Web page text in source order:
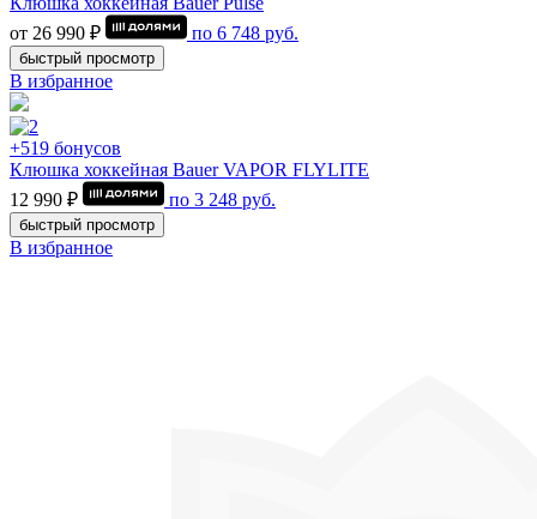
от 26 990 ₽
по 6 748 руб.
быстрый просмотр
В избранное
+519 бонусов
Клюшка хоккейная Bauer VAPOR FLYLITE
12 990 ₽
по 3 248 руб.
быстрый просмотр
В избранное